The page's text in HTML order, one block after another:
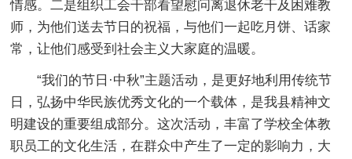
情感。二是组织工会干部看望慰问离退休老干及困难教
师，为他们送去节日的祝福，与他们一起吃月饼、话家
常，让他们感受到社会主义大家庭的温暖。
“我们的节日·中秋”主题活动，是更好地利用传统节
日，弘扬中华民族优秀文化的一个载体，是我县精神文
明建设的重要组成部分。这次活动，丰富了学校全体教
职员工的文化生活，在群众中产生了一定的影响力，大